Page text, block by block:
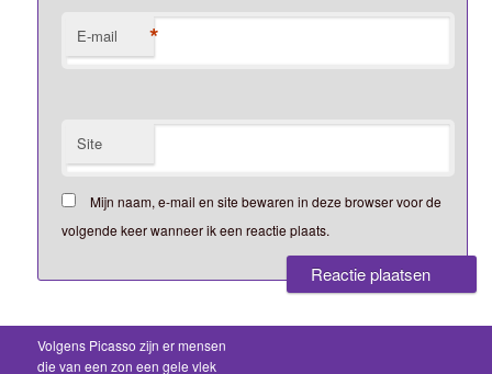
E-mail *
Site
Mijn naam, e-mail en site bewaren in deze browser voor de
volgende keer wanneer ik een reactie plaats.
Volgens Picasso zijn er mensen
die van een zon een gele vlek